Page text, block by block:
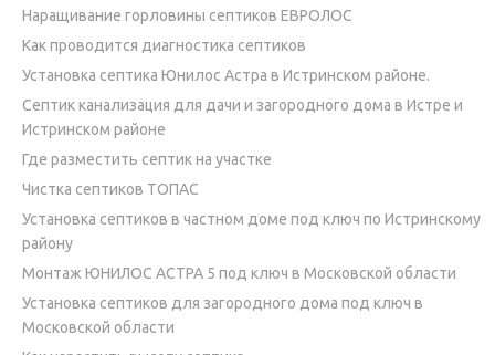
Наращивание горловины септиков ЕВРОЛОС
Как проводится диагностика септиков
Установка септика Юнилос Астра в Истринском районе.
Септик канализация для дачи и загородного дома в Истре и
Истринском районе
Где разместить септик на участке
Чистка септиков ТОПАС
Установка септиков в частном доме под ключ по Истринскому
району
Монтаж ЮНИЛОС АСТРА 5 под ключ в Московской области
Установка септиков для загородного дома под ключ в
Московской области